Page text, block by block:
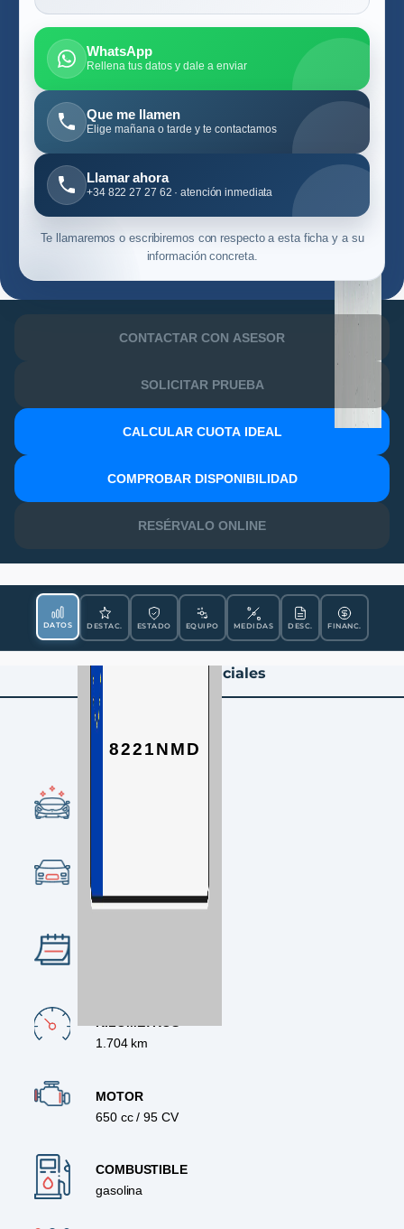
WhatsApp
Rellena tus datos y dale a enviar
Que me llamen
Elige mañana o tarde y te contactamos
Llamar ahora
+34 822 27 27 62 · atención inmediata
Te llamaremos o escribiremos con respecto a esta ficha y a su
información concreta.
CONTACTAR CON ASESOR
SOLICITAR PRUEBA
CALCULAR CUOTA IDEAL
COMPROBAR DISPONIBILIDAD
RESÉRVALO ONLINE
DATOS DESTAC. ESTADO EQUIPO MEDIDAS DESC. FINANC.
Datos Esenciales
8221NMD
Naked
1.704 km
MOTOR
650 cc / 95 CV
COMBUSTIBLE
gasolina